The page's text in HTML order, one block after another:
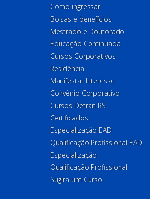
Como ingressar
Bolsas e benefícios
Mestrado e Doutorado
Educação Continuada
Cursos Corporativos
Residência
Manifestar Interesse
Convênio Corporativo
Cursos Detran RS
Certificados
Especialização EAD
Qualificação Profissional EAD
Especialização
Qualificação Profissional
Sugira um Curso